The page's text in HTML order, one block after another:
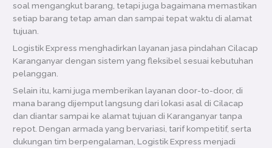
soal mengangkut barang, tetapi juga bagaimana memastikan
setiap barang tetap aman dan sampai tepat waktu di alamat
tujuan.
Logistik Express menghadirkan layanan jasa pindahan Cilacap
Karanganyar dengan sistem yang fleksibel sesuai kebutuhan
pelanggan.
Selain itu, kami juga memberikan layanan door-to-door, di
mana barang dijemput langsung dari lokasi asal di Cilacap
dan diantar sampai ke alamat tujuan di Karanganyar tanpa
repot. Dengan armada yang bervariasi, tarif kompetitif, serta
dukungan tim berpengalaman, Logistik Express menjadi